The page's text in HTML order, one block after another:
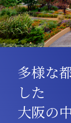
多様な
した
大阪の